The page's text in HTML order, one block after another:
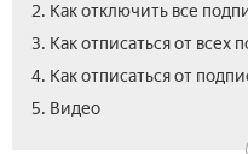
2. Как отключить все
3. Как отписаться от всех
4. Как отписаться от
5. Видео